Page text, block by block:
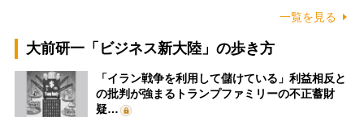
一覧を見る
大前研一「ビジネス新大陸」の歩き方
「イラン戦争を利用して儲けている」利益相反と
の批判が強まるトランプファミリーの不正蓄財
疑…